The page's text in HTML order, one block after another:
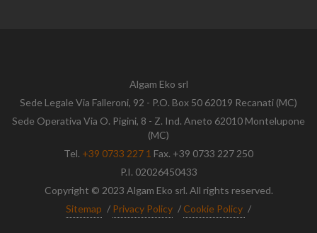
Algam Eko srl
Sede Legale Via Falleroni, 92 - P.O. Box 50 62019 Recanati (MC)
Sede Operativa Via O. Pigini, 8 - Z. Ind. Aneto 62010 Montelupone
(MC)
Tel. +39 0733 227 1 Fax. +39 0733 227 250
P.I. 02026450433
Copyright © 2023 Algam Eko srl. All rights reserved.
Sitemap / Privacy Policy / Cookie Policy /